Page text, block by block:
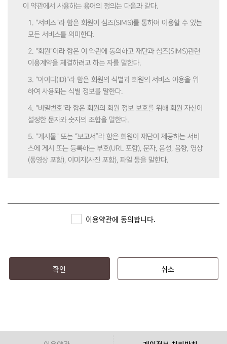
이 약관에서 사용하는 용어의 정의는 다음과 같다.
1. "서비스"라 함은 회원이 심즈(SIMS)를 통하여 이용할 수 있는
모든 서비스를 의미한다.
2. "회원"이라 함은 이 약관에 동의하고 재단과 심즈(SIMS)관련
이용계약을 체결하려고 하는 자를 말한다.
3. "아이디(ID)"라 함은 회원의 식별과 회원의 서비스 이용을 위
하여 사용되는 식별 정보를 말한다.
4. "비밀번호"라 함은 회원의 회원 정보 보호를 위해 회원 자신이
설정한 문자와 숫자의 조합을 말한다.
5. "게시물" 또는 “보고서”라 함은 회원이 재단이 제공하는 서비
스에 게시 또는 등록하는 부호(URL 포함), 문자, 음성, 음향, 영상
(동영상 포함), 이미지(사진 포함), 파일 등을 말한다.
3. 회원은 정기적으로 심즈(SIMS)를 방문하여 약관의 변경사항
원 탈퇴를 할 수 있으며 이로 인해 심즈(SIMS)에서 제공하는 서
이용약관에 동의합니다.
확인 취소